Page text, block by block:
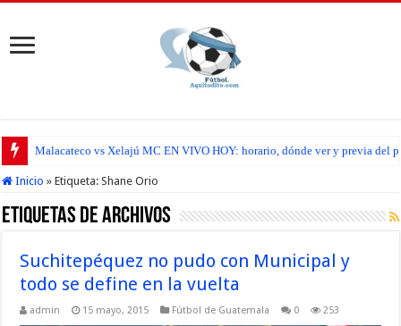
Malacateco vs Xelajú MC EN VIVO HOY: horario, dónde ver y previa del
Inicio » Etiqueta:Shane Orio
Etiquetas de Archivos
Suchitepéquez no pudo con Municipal y
todo se define en la vuelta
admin 15 mayo, 2015 Fútbol de Guatemala 0 253